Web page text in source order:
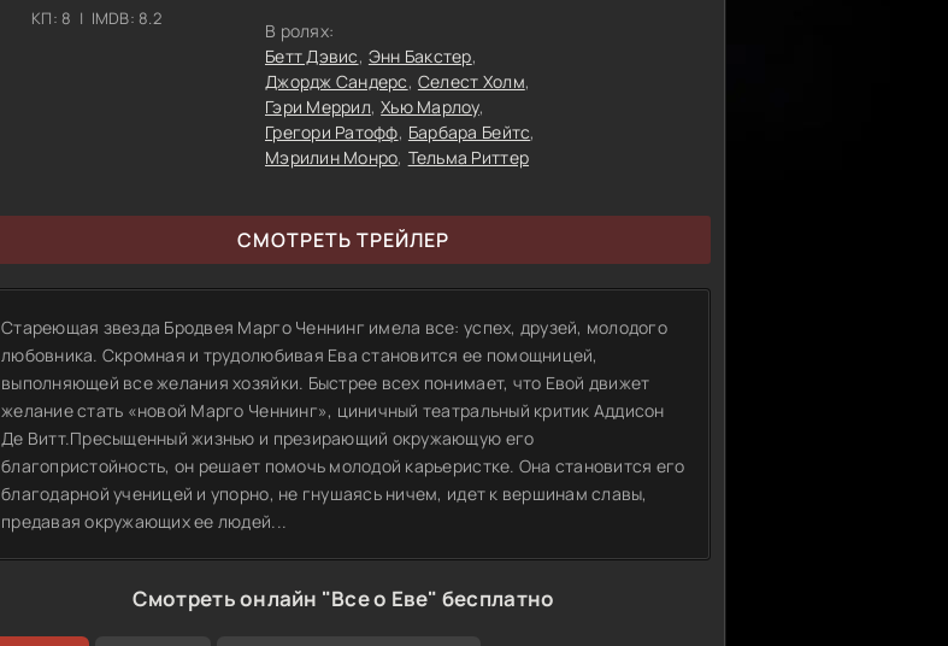
КП: 8 | IMDB: 8.2
В ролях:
Бетт Дэвис Энн Бакстер
Джордж Сандерс Селест Холм
Гэри Меррил Хью Марлоу
Грегори Ратофф Барбара Бейтс
Мэрилин Монро Тельма Риттер
СМОТРЕТЬ ТРЕЙЛЕР
Стареющая звезда Бродвея Марго Ченнинг имела все: успех, друзей, молодого
любовника. Скромная и трудолюбивая Ева становится ее помощницей,
выполняющей все желания хозяйки. Быстрее всех понимает, что Евой движет
желание стать «новой Марго Ченнинг», циничный театральный критик Аддисон
Де Витт.Пресыщенный жизнью и презирающий окружающую его
благопристойность, он решает помочь молодой карьеристке. Она становится его
благодарной ученицей и упорно, не гнушаясь ничем, идет к вершинам славы,
предавая окружающих ее людей...
Смотреть онлайн "Все о Еве" бесплатно